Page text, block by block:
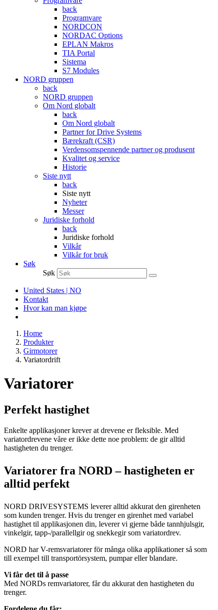
back
Programvare
NORDCON
NORDAC Options
EPLAN Makros
TIA Portal
Sistema
S7 Modules
NORD gruppen
back
NORD gruppen
Om Nord globalt
back
Om Nord globalt
Partner for Drive Systems
Bærekraft (CSR)
Verdensomspennende partner og produsent
Kvalitet og service
Historie
Siste nytt
back
Siste nytt
Nyheter
Messer
Juridiske forhold
back
Juridiske forhold
Vilkår
Vilkår for bruk
Søk
Søk
United States | NO
Kontakt
Hvor kan man kjøpe
Home
Produkter
Girmotorer
Variatordrift
Variatorer
Perfekt hastighet
Enkelte applikasjoner krever at drevene er fleksible. Med
variatordrevene våre er ikke dette noe problem: de gir alltid
hastigheten du trenger.
Variatorer fra NORD – hastigheten er
alltid perfekt
NORD DRIVESYSTEMS leverer alltid akkurat den girenheten
som kunden trenger. Hvis du trenger en girenhet med variabel
hastighet til applikasjonen din, leverer vi gjerne både tannhjulsgir,
vinkelgir, tapp-/parallellgir og snekkegir som variatordrev.
NORD har V-remsvariatorer för många olika applikationer så som
till exempel till transportörsystem, pumpar eller blandare.
Vi får det til å passe
Med NORDs remvariatorer, får du akkurat den hastigheten du
trenger.